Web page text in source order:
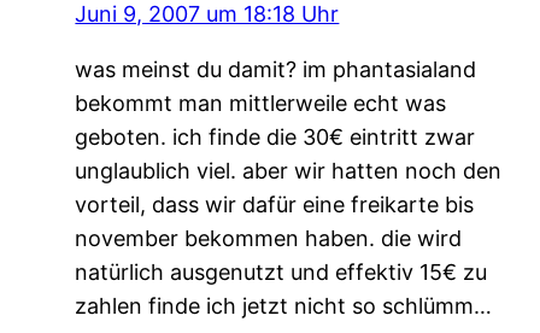
Juni 9, 2007 um 18:18 Uhr
was meinst du damit? im phantasialand
bekommt man mittlerweile echt was
geboten. ich finde die 30€ eintritt zwar
unglaublich viel. aber wir hatten noch den
vorteil, dass wir dafür eine freikarte bis
november bekommen haben. die wird
natürlich ausgenutzt und effektiv 15€ zu
zahlen finde ich jetzt nicht so schlümm…